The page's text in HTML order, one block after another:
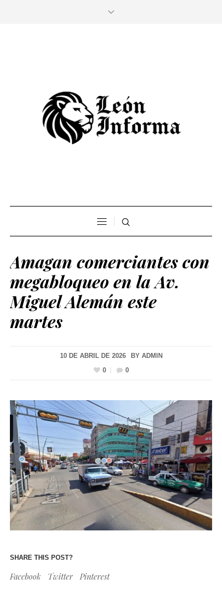
Amagan comerciantes con
megabloqueo en la Av.
Miguel Alemán este
martes
10 DE ABRIL DE 2026 BY ADMIN
0
0
SHARE THIS POST?
Facebook Twitter Pinterest